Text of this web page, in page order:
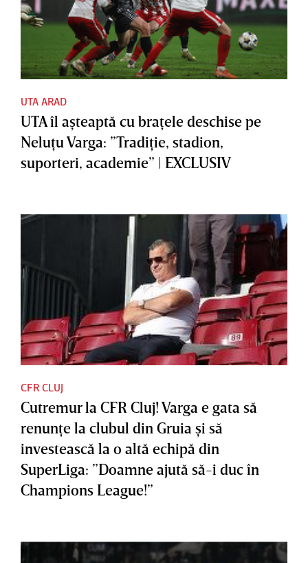
UTA ARAD
UTA îl aşteaptă cu braţele deschise pe
Neluţu Varga: ”Tradiţie, stadion,
suporteri, academie” | EXCLUSIV
CFR CLUJ
Cutremur la CFR Cluj! Varga e gata să
renunţe la clubul din Gruia şi să
investească la o altă echipă din
SuperLiga: ”Doamne ajută să-i duc în
Champions League!”